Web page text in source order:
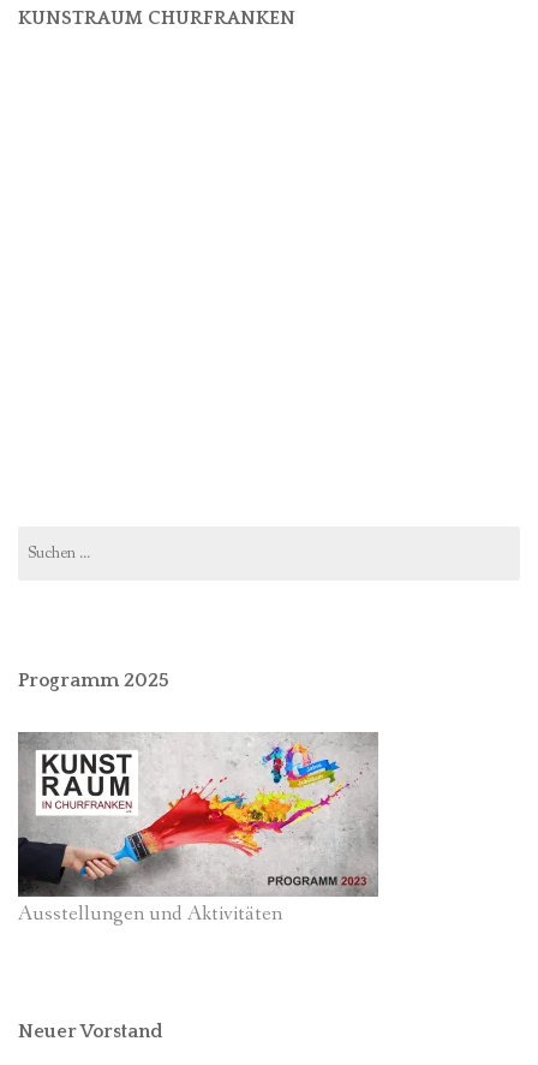
KUNSTRAUM CHURFRANKEN
nach:
Programm 2025
Ausstellungen und Aktivitäten
Neuer Vorstand